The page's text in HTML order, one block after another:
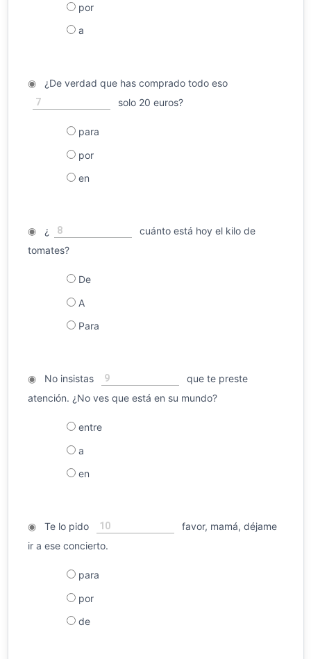
por
a
◉¿De verdad que has comprado todo eso
7 solo 20 euros?
para
por
en
◉¿ 8
cuánto está hoy el kilo de
tomates?
De
A
Para
◉No insistas 9
que te preste
atención. ¿No ves que está en su mundo?
entre
a
en
◉Te lo pido 10
favor, mamá, déjame
ir a ese concierto.
para
por
de